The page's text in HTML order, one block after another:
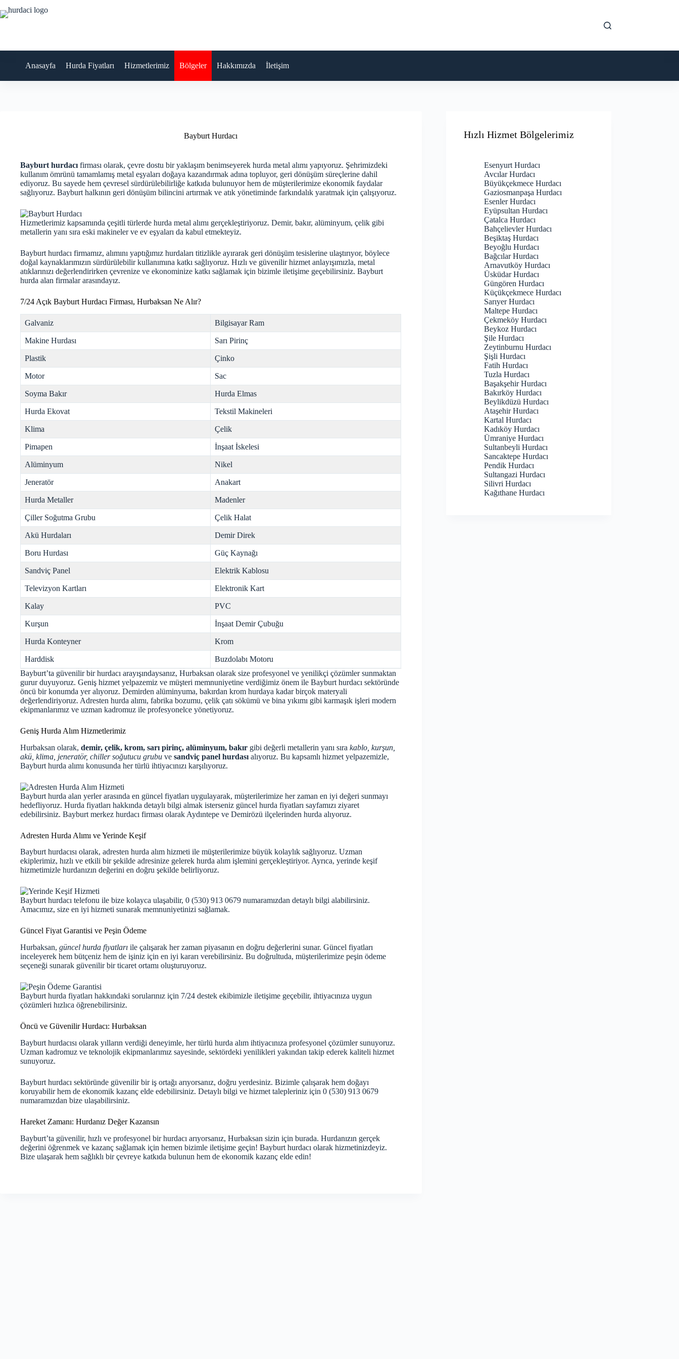
to
Anasayfa Hurda Fiyatları Hizmetlerimiz Bölgeler Hakkımızda İletişim
Bayburt Hurdacı
Bayburt hurdacı firması olarak, çevre dostu bir yaklaşım benimseyerek hurda metal alımı yapıyoruz. Şehrimizdeki
kullanım ömrünü tamamlamış metal eşyaları doğaya kazandırmak adına topluyor, geri dönüşüm süreçlerine dahil
ediyoruz. Bu sayede hem çevresel sürdürülebilirliğe katkıda bulunuyor hem de müşterilerimize ekonomik faydalar
sağlıyoruz. Bayburt halkının geri dönüşüm bilincini artırmak ve atık yönetiminde farkındalık yaratmak için çalışıyoruz.
Hizmetlerimiz kapsamında çeşitli türlerde hurda metal alımı gerçekleştiriyoruz. Demir, bakır, alüminyum, çelik gibi
metallerin yanı sıra eski makineler ve ev eşyaları da kabul etmekteyiz.
Bayburt hurdacı firmamız, alımını yaptığımız hurdaları titizlikle ayırarak geri dönüşüm tesislerine ulaştırıyor, böylece
doğal kaynaklarımızın sürdürülebilir kullanımına katkı sağlıyoruz. Hızlı ve güvenilir hizmet anlayışımızla, metal
atıklarınızı değerlendirirken çevrenize ve ekonominize katkı sağlamak için bizimle iletişime geçebilirsiniz. Bayburt
hurda alan firmalar arasındayız.
7/24 Açık Bayburt Hurdacı Firması, Hurbaksan Ne Alır?
Galvaniz Bilgisayar Ram
Makine Hurdası Sarı Pirinç
Plastik Çinko
Motor Sac
Soyma Bakır Hurda Elmas
Hurda Ekovat Tekstil Makineleri
Klima Çelik
Pimapen İnşaat İskelesi
Alüminyum Nikel
Jeneratör Anakart
Hurda Metaller Madenler
Çiller Soğutma Grubu Çelik Halat
Akü Hurdaları Demir Direk
Boru Hurdası Güç Kaynağı
Sandviç Panel Elektrik Kablosu
Televizyon Kartları Elektronik Kart
Kalay PVC
Kurşun İnşaat Demir Çubuğu
Hurda Konteyner Krom
Harddisk
Buzdolabı Motoru
Bayburt’ta güvenilir bir hurdacı arayışındaysanız, Hurbaksan olarak size profesyonel ve yenilikçi çözümler sunmaktan
gurur duyuyoruz. Geniş hizmet yelpazemiz ve müşteri memnuniyetine verdiğimiz önem ile Bayburt hurdacı sektöründe
öncü bir konumda yer alıyoruz. Demirden alüminyuma, bakırdan krom hurdaya kadar birçok materyali
değerlendiriyoruz. Adresten hurda alımı, fabrika bozumu, çelik çatı sökümü ve bina yıkımı gibi karmaşık işleri modern
ekipmanlarımız ve uzman kadromuz ile profesyonelce yönetiyoruz.
Geniş Hurda Alım Hizmetlerimiz
Hurbaksan olarak, demir, çelik, krom, sarı pirinç, alüminyum, bakır gibi değerli metallerin yanı sıra kablo, kurşun,
akü, klima, jeneratör, chiller soğutucu grubu ve sandviç panel hurdası alıyoruz. Bu kapsamlı hizmet yelpazemizle,
Bayburt hurda alımı konusunda her türlü ihtiyacınızı karşılıyoruz.
Bayburt hurda alan yerler arasında en güncel fiyatları uygulayarak, müşterilerimize her zaman en iyi değeri sunmayı
hedefliyoruz. Hurda fiyatları hakkında detaylı bilgi almak isterseniz güncel hurda fiyatları sayfamızı ziyaret
edebilirsiniz. Bayburt merkez hurdacı firması olarak Aydıntepe ve Demirözü ilçelerinden hurda alıyoruz.
Adresten Hurda Alımı ve Yerinde Keşif
Bayburt hurdacısı olarak, adresten hurda alım hizmeti ile müşterilerimize büyük kolaylık sağlıyoruz. Uzman
ekiplerimiz, hızlı ve etkili bir şekilde adresinize gelerek hurda alım işlemini gerçekleştiriyor. Ayrıca, yerinde keşif
hizmetimizle hurdanızın değerini en doğru şekilde belirliyoruz.
Bayburt hurdacı telefonu ile bize kolayca ulaşabilir, 0 (530) 913 0679 numaramızdan detaylı bilgi alabilirsiniz.
Amacımız, size en iyi hizmeti sunarak memnuniyetinizi sağlamak.
Güncel Fiyat Garantisi ve Peşin Ödeme
Hurbaksan, güncel hurda fiyatları ile çalışarak her zaman piyasanın en doğru değerlerini sunar. Güncel fiyatları
inceleyerek hem bütçeniz hem de işiniz için en iyi kararı verebilirsiniz. Bu doğrultuda, müşterilerimize peşin ödeme
seçeneği sunarak güvenilir bir ticaret ortamı oluşturuyoruz.
Bayburt hurda fiyatları hakkındaki sorularınız için 7/24 destek ekibimizle iletişime geçebilir, ihtiyacınıza uygun
çözümleri hızlıca öğrenebilirsiniz.
Öncü ve Güvenilir Hurdacı: Hurbaksan
Bayburt hurdacısı olarak yılların verdiği deneyimle, her türlü hurda alım ihtiyacınıza profesyonel çözümler sunuyoruz.
Uzman kadromuz ve teknolojik ekipmanlarımız sayesinde, sektördeki yenilikleri yakından takip ederek kaliteli hizmet
sunuyoruz.
Bayburt hurdacı sektöründe güvenilir bir iş ortağı arıyorsanız, doğru yerdesiniz. Bizimle çalışarak hem doğayı
koruyabilir hem de ekonomik kazanç elde edebilirsiniz. Detaylı bilgi ve hizmet talepleriniz için 0 (530) 913 0679
numaramızdan bize ulaşabilirsiniz.
Hareket Zamanı: Hurdanız Değer Kazansın
Bayburt’ta güvenilir, hızlı ve profesyonel bir hurdacı arıyorsanız, Hurbaksan sizin için burada. Hurdanızın gerçek
değerini öğrenmek ve kazanç sağlamak için hemen bizimle iletişime geçin! Bayburt hurdacı olarak hizmetinizdeyiz.
Bize ulaşarak hem sağlıklı bir çevreye katkıda bulunun hem de ekonomik kazanç elde edin!
Hızlı Hizmet Bölgelerimiz
Esenyurt Hurdacı
Avcılar Hurdacı
Büyükçekmece Hurdacı
Gaziosmanpaşa Hurdacı
Esenler Hurdacı
Eyüpsultan Hurdacı
Çatalca Hurdacı
Bahçelievler Hurdacı
Beşiktaş Hurdacı
Beyoğlu Hurdacı
Bağcılar Hurdacı
Arnavutköy Hurdacı
Üsküdar Hurdacı
Güngören Hurdacı
Küçükçekmece Hurdacı
Sarıyer Hurdacı
Maltepe Hurdacı
Çekmeköy Hurdacı
Beykoz Hurdacı
Şile Hurdacı
Zeytinburnu Hurdacı
Şişli Hurdacı
Fatih Hurdacı
Tuzla Hurdacı
Başakşehir Hurdacı
Bakırköy Hurdacı
Beylikdüzü Hurdacı
Ataşehir Hurdacı
Kartal Hurdacı
Kadıköy Hurdacı
Ümraniye Hurdacı
Sultanbeyli Hurdacı
Sancaktepe Hurdacı
Pendik Hurdacı
Sultangazi Hurdacı
Silivri Hurdacı
Kağıthane Hurdacı